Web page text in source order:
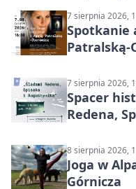
7 sierpnia 2026,
Spotkanie
Patralską-
7 sierpnia 2026,
Spacer
Redena,
8 sierpnia 2026,
Joga w
Górnicza